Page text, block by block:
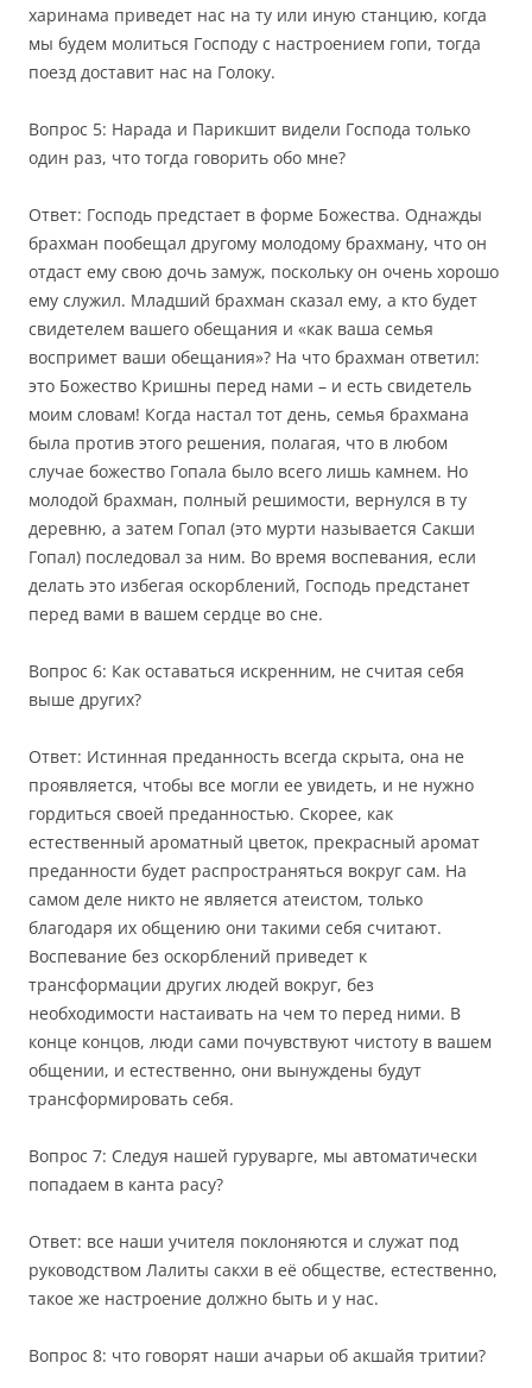
харинама приведет нас на ту или иную станцию, когда
мы будем молиться Господу с настроением гопи, тогда
поезд доставит нас на Голоку.
Вопрос 5: Нарада и Парикшит видели Господа только
один раз, что тогда говорить обо мне?
Ответ: Господь предстает в форме Божества. Однажды
брахман пообещал другому молодому брахману, что он
отдаст ему свою дочь замуж, поскольку он очень хорошо
ему служил. Младший брахман сказал ему, а кто будет
свидетелем вашего обещания и «как ваша семья
воспримет ваши обещания»? На что брахман ответил:
это Божество Кришны перед нами – и есть свидетель
моим словам! Когда настал тот день, семья брахмана
была против этого решения, полагая, что в любом
случае божество Гопала было всего лишь камнем. Но
молодой брахман, полный решимости, вернулся в ту
деревню, а затем Гопал (это мурти называется Сакши
Гопал) последовал за ним. Во время воспевания, если
делать это избегая оскорблений, Господь предстанет
перед вами в вашем сердце во сне.
Вопрос 6: Как оставаться искренним, не считая себя
выше других?
Ответ: Истинная преданность всегда скрыта, она не
проявляется, чтобы все могли ее увидеть, и не нужно
гордиться своей преданностью. Скорее, как
естественный ароматный цветок, прекрасный аромат
преданности будет распространяться вокруг сам. На
самом деле никто не является атеистом, только
благодаря их общению они такими себя считают.
Воспевание без оскорблений приведет к
трансформации других людей вокруг, без
необходимости настаивать на чем то перед ними. В
конце концов, люди сами почувствуют чистоту в вашем
общении, и естественно, они вынуждены будут
трансформировать себя.
Вопрос 7: Следуя нашей гуруварге, мы автоматически
попадаем в канта расу?
Ответ: все наши учителя поклоняются и служат под
руководством Лалиты сакхи в её обществе, естественно,
такое же настроение должно быть и у нас.
Вопрос 8: что говорят наши ачарьи об акшайя тритии?